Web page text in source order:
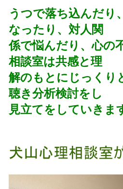
うつで落ち込んだり
なったり、対人関
係で悩んだり、心の
相談室は共感と理
解のもとにじっくり
聴き分析検討をし
見立てをしていきま